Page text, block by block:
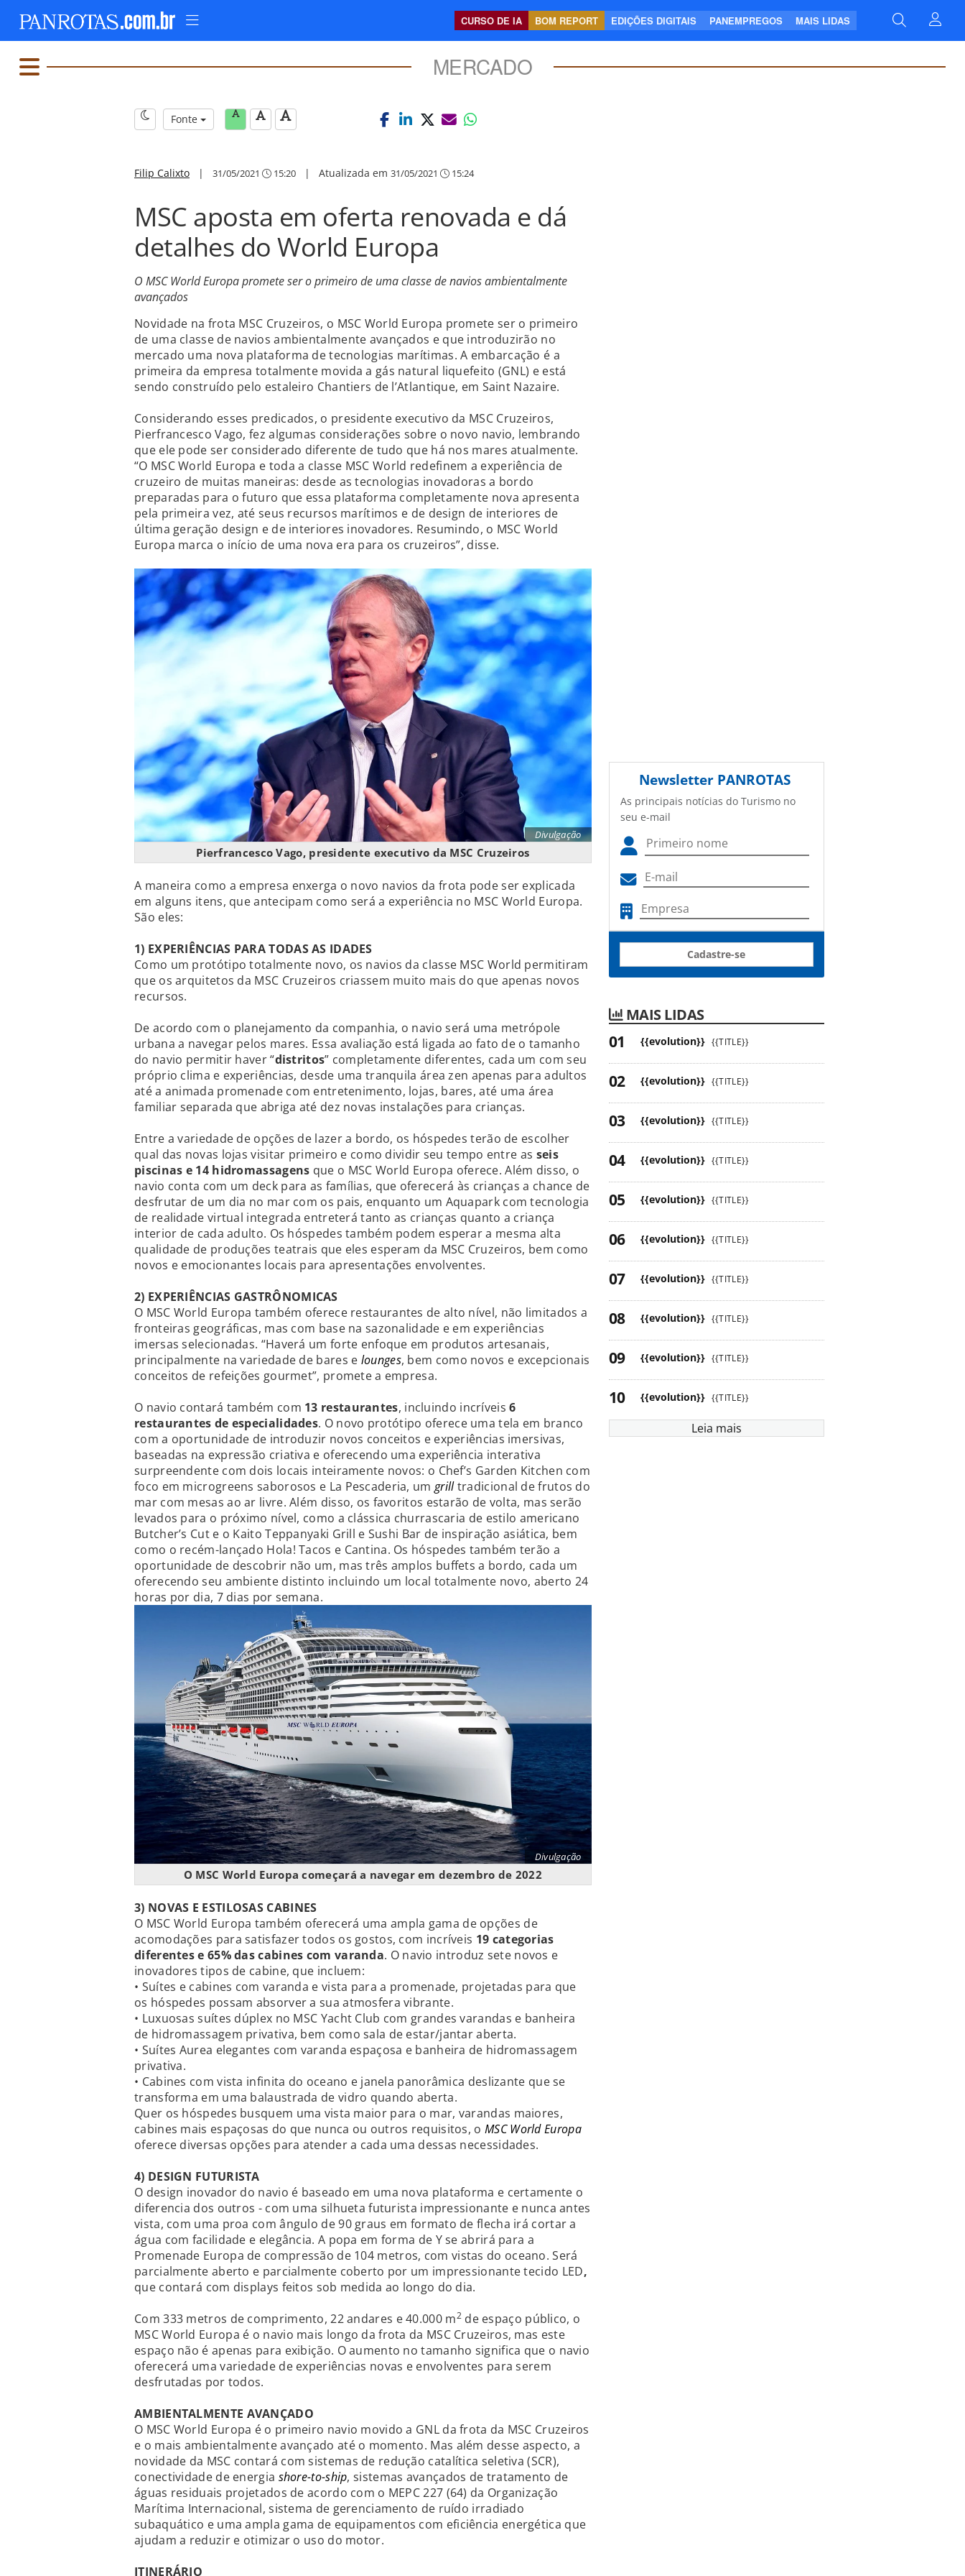
CURSO DE IA BOM REPORT EDIÇÕES DIGITAIS PANEMPREGOS MAIS LIDAS
MERCADO
Fonte
Filip Calixto | 31/05/2021 15:20 | Atualizada em 31/05/2021 15:24
MSC aposta em oferta renovada e dá
detalhes do World Europa
O MSC World Europa promete ser o primeiro de uma classe de navios ambientalmente
avançados
Novidade na frota MSC Cruzeiros, o MSC World Europa promete ser o primeiro
de uma classe de navios ambientalmente avançados e que introduzirão no
mercado uma nova plataforma de tecnologias marítimas. A embarcação é a
primeira da empresa totalmente movida a gás natural liquefeito (GNL) e está
sendo construído pelo estaleiro Chantiers de l’Atlantique, em Saint Nazaire.
Considerando esses predicados, o presidente executivo da MSC Cruzeiros,
Pierfrancesco Vago, fez algumas considerações sobre o novo navio, lembrando
que ele pode ser considerado diferente de tudo que há nos mares atualmente.
“O MSC World Europa e toda a classe MSC World redefinem a experiência de
cruzeiro de muitas maneiras: desde as tecnologias inovadoras a bordo
preparadas para o futuro que essa plataforma completamente nova apresenta
pela primeira vez, até seus recursos marítimos e de design de interiores de
última geração design e de interiores inovadores. Resumindo, o MSC World
Europa marca o início de uma nova era para os cruzeiros”, disse.
Divulgação
Pierfrancesco Vago, presidente executivo da MSC Cruzeiros
A maneira como a empresa enxerga o novo navios da frota pode ser explicada
em alguns itens, que antecipam como será a experiência no MSC World Europa.
São eles:
1) EXPERIÊNCIAS PARA TODAS AS IDADES
Como um protótipo totalmente novo, os navios da classe MSC World permitiram
que os arquitetos da MSC Cruzeiros criassem muito mais do que apenas novos
recursos.
De acordo com o planejamento da companhia, o navio será uma metrópole
urbana a navegar pelos mares. Essa avaliação está ligada ao fato de o tamanho
do navio permitir haver “distritos” completamente diferentes, cada um com seu
próprio clima e experiências, desde uma tranquila área zen apenas para adultos
até a animada promenade com entretenimento, lojas, bares, até uma área
familiar separada que abriga até dez novas instalações para crianças.
Entre a variedade de opções de lazer a bordo, os hóspedes terão de escolher
qual das novas lojas visitar primeiro e como dividir seu tempo entre as seis
piscinas e 14 hidromassagens que o MSC World Europa oferece. Além disso, o
navio conta com um deck para as famílias, que oferecerá às crianças a chance de
desfrutar de um dia no mar com os pais, enquanto um Aquapark com tecnologia
de realidade virtual integrada entreterá tanto as crianças quanto a criança
interior de cada adulto. Os hóspedes também podem esperar a mesma alta
qualidade de produções teatrais que eles esperam da MSC Cruzeiros, bem como
novos e emocionantes locais para apresentações envolventes.
2) EXPERIÊNCIAS GASTRÔNOMICAS
O MSC World Europa também oferece restaurantes de alto nível, não limitados a
fronteiras geográficas, mas com base na sazonalidade e em experiências
imersas selecionadas. “Haverá um forte enfoque em produtos artesanais,
principalmente na variedade de bares e lounges, bem como novos e excepcionais
conceitos de refeições gourmet”, promete a empresa.
O navio contará também com 13 restaurantes, incluindo incríveis6
restaurantes de especialidades. O novo protótipo oferece uma tela em branco
com a oportunidade de introduzir novos conceitos e experiências imersivas,
baseadas na expressão criativa e oferecendo uma experiência interativa
surpreendente com dois locais inteiramente novos: o Chef’s Garden Kitchen com
foco em microgreens saborosos e La Pescaderia, um grilltradicional de frutos do
mar com mesas ao ar livre. Além disso, os favoritos estarão de volta, mas serão
levados para o próximo nível, como a clássica churrascaria de estilo americano
Butcher’s Cut e o Kaito Teppanyaki Grill e Sushi Bar de inspiração asiática, bem
como o recém-lançado Hola! Tacos e Cantina. Os hóspedes também terão a
oportunidade de descobrir não um, mas três amplos buffets a bordo, cada um
oferecendo seu ambiente distinto incluindo um local totalmente novo, aberto 24
horas por dia, 7 dias por semana.
Divulgação
O MSC World Europa começará a navegar em dezembro de 2022
3) NOVAS E ESTILOSAS CABINES
O MSC World Europa também oferecerá uma ampla gama de opções de
acomodações para satisfazer todos os gostos, com incríveis 19 categorias
diferentes e 65% das cabines com varanda. O navio introduz sete novos e
inovadores tipos de cabine, que incluem:
• Suítes e cabines com varanda e vista para a promenade, projetadas para que
os hóspedes possam absorver a sua atmosfera vibrante.
• Luxuosas suítes dúplex no MSC Yacht Club com grandes varandas e banheira
de hidromassagem privativa, bem como sala de estar/jantar aberta.
• Suítes Aurea elegantes com varanda espaçosa e banheira de hidromassagem
privativa.
• Cabines com vista infinita do oceano e janela panorâmica deslizante que se
transforma em uma balaustrada de vidro quando aberta.
Quer os hóspedes busquem uma vista maior para o mar, varandas maiores,
cabines mais espaçosas do que nunca ou outros requisitos, o MSC World Europa
oferece diversas opções para atender a cada uma dessas necessidades.
4) DESIGN FUTURISTA
O design inovador do navio é baseado em uma nova plataforma e certamente o
diferencia dos outros - com uma silhueta futurista impressionante e nunca antes
vista, com uma proa com ângulo de 90 graus em formato de flecha irá cortar a
água com facilidade e elegância. A popa em forma de Y se abrirá para a
Promenade Europa de compressão de 104 metros, com vistas do oceano. Será
parcialmente aberto e parcialmente coberto por um impressionante tecido LED,
que contará com displays feitos sob medida ao longo do dia.
Com 333 metros de comprimento, 22 andares e 40.000 m2de espaço público, o
MSC World Europa é o navio mais longo da frota da MSC Cruzeiros, mas este
espaço não é apenas para exibição. O aumento no tamanho significa que o navio
oferecerá uma variedade de experiências novas e envolventes para serem
desfrutadas por todos.
AMBIENTALMENTE AVANÇADO
O MSC World Europa é o primeiro navio movido a GNL da frota da MSC Cruzeiros
e o mais ambientalmente avançado até o momento. Mas além desse aspecto, a
novidade da MSC contará com sistemas de redução catalítica seletiva (SCR),
conectividade de energia shore-to-ship, sistemas avançados de tratamento de
águas residuais projetados de acordo com o MEPC 227 (64) da Organização
Marítima Internacional, sistema de gerenciamento de ruído irradiado
subaquático e uma ampla gama de equipamentos com eficiência energética que
ajudam a reduzir e otimizar o uso do motor.
ITINERÁRIO
Newsletter PANROTAS
As principais notícias do Turismo no
seu e-mail
Cadastre-se
MAIS LIDAS
{{evolution}} {{TITLE}}
{{evolution}} {{TITLE}}
{{evolution}} {{TITLE}}
{{evolution}} {{TITLE}}
{{evolution}} {{TITLE}}
{{evolution}} {{TITLE}}
{{evolution}} {{TITLE}}
{{evolution}} {{TITLE}}
{{evolution}} {{TITLE}}
{{evolution}} {{TITLE}}
Leia mais